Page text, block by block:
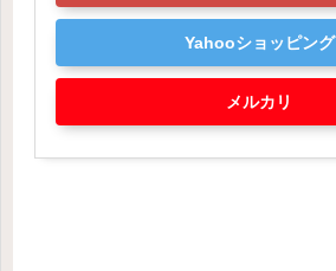
Yahooショッピング
メルカリ